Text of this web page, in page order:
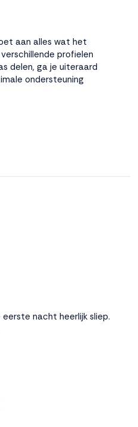
aan alles wat het
profielen
delen, ga je uiteraard
ondersteuning
nacht heerlijk sliep.